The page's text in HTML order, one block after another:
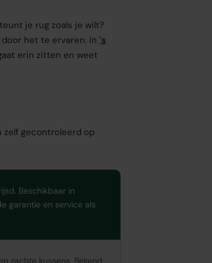
je rug zoals je wilt?
het te ervaren. In 's
erin zitten en weet
zelf gecontroleerd op
Beschikbaar in
garantie en service als
zachte kussens. Bekend